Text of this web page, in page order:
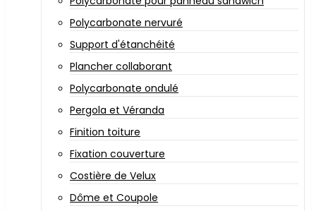
Polycarbonate nervuré
Support d'étanchéité
Plancher collaborant
Polycarbonate ondulé
Pergola et Véranda
Finition toiture
Fixation couverture
Costière de Velux
Dôme et Coupole